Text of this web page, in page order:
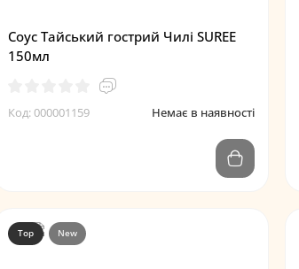
Соус Тайський гострий Чилі SUREE
150мл
Код: 000001159 Немає в наявності
Top New